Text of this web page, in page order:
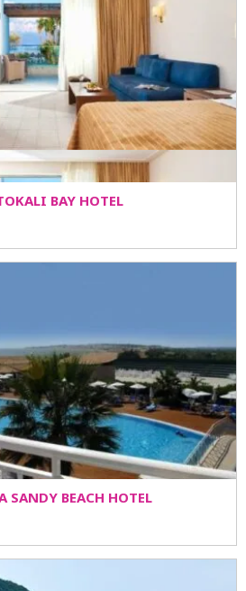
BAY HOTEL
SANDY BEACH HOTEL